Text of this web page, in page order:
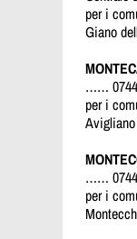
per i
Giano
……
per i
……
per i